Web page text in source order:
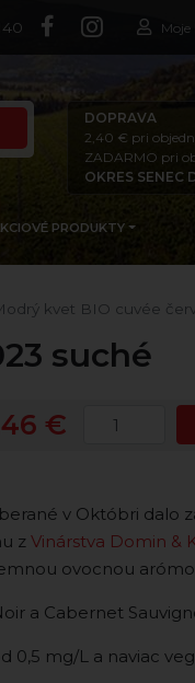
DOPRAVA
2,40 € pri
ZADARMO pri
OKRES SENEC
PRODUKTY
kvet BIO cuvée
suché
€
v Októbri dalo
z Vinárstva Domin &
ovocnou
a Cabernet
0,5 mg/L a naviac